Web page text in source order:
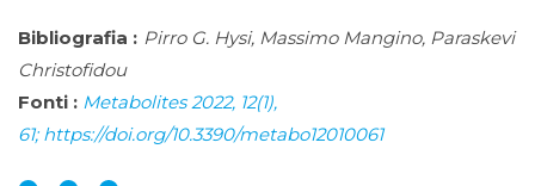
Bibliografia : Pirro G. Hysi, Massimo Mangino, Paraskevi
Christofidou
Fonti : Metabolites 2022, 12(1),
61; https://doi.org/10.3390/metabo12010061